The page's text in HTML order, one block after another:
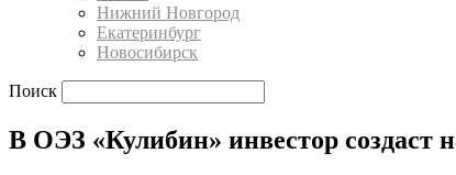
Нижний Новгород
Екатеринбург
Новосибирск
Поиск
В ОЭЗ «Кулибин» инвестор создаст